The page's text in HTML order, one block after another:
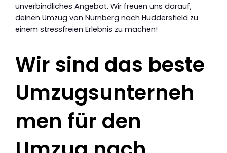
unverbindliches Angebot. Wir freuen uns darauf,
deinen Umzug von Nürnberg nach Huddersfield zu
einem stressfreien Erlebnis zu machen!
Wir sind das beste
Umzugsunterneh
men für den